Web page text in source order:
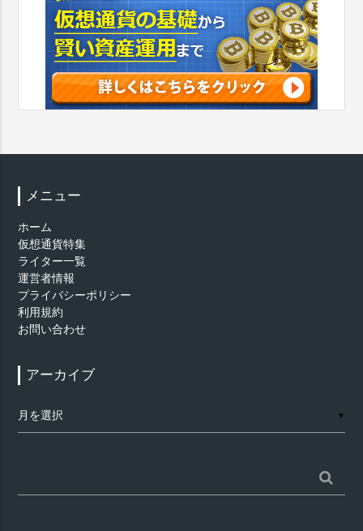
メニュー
ホーム
仮想通貨特集
ライター一覧
運営者情報
プライバシーポリシー
利用規約
お問い合わせ
アーカイブ
ー
▼
索: